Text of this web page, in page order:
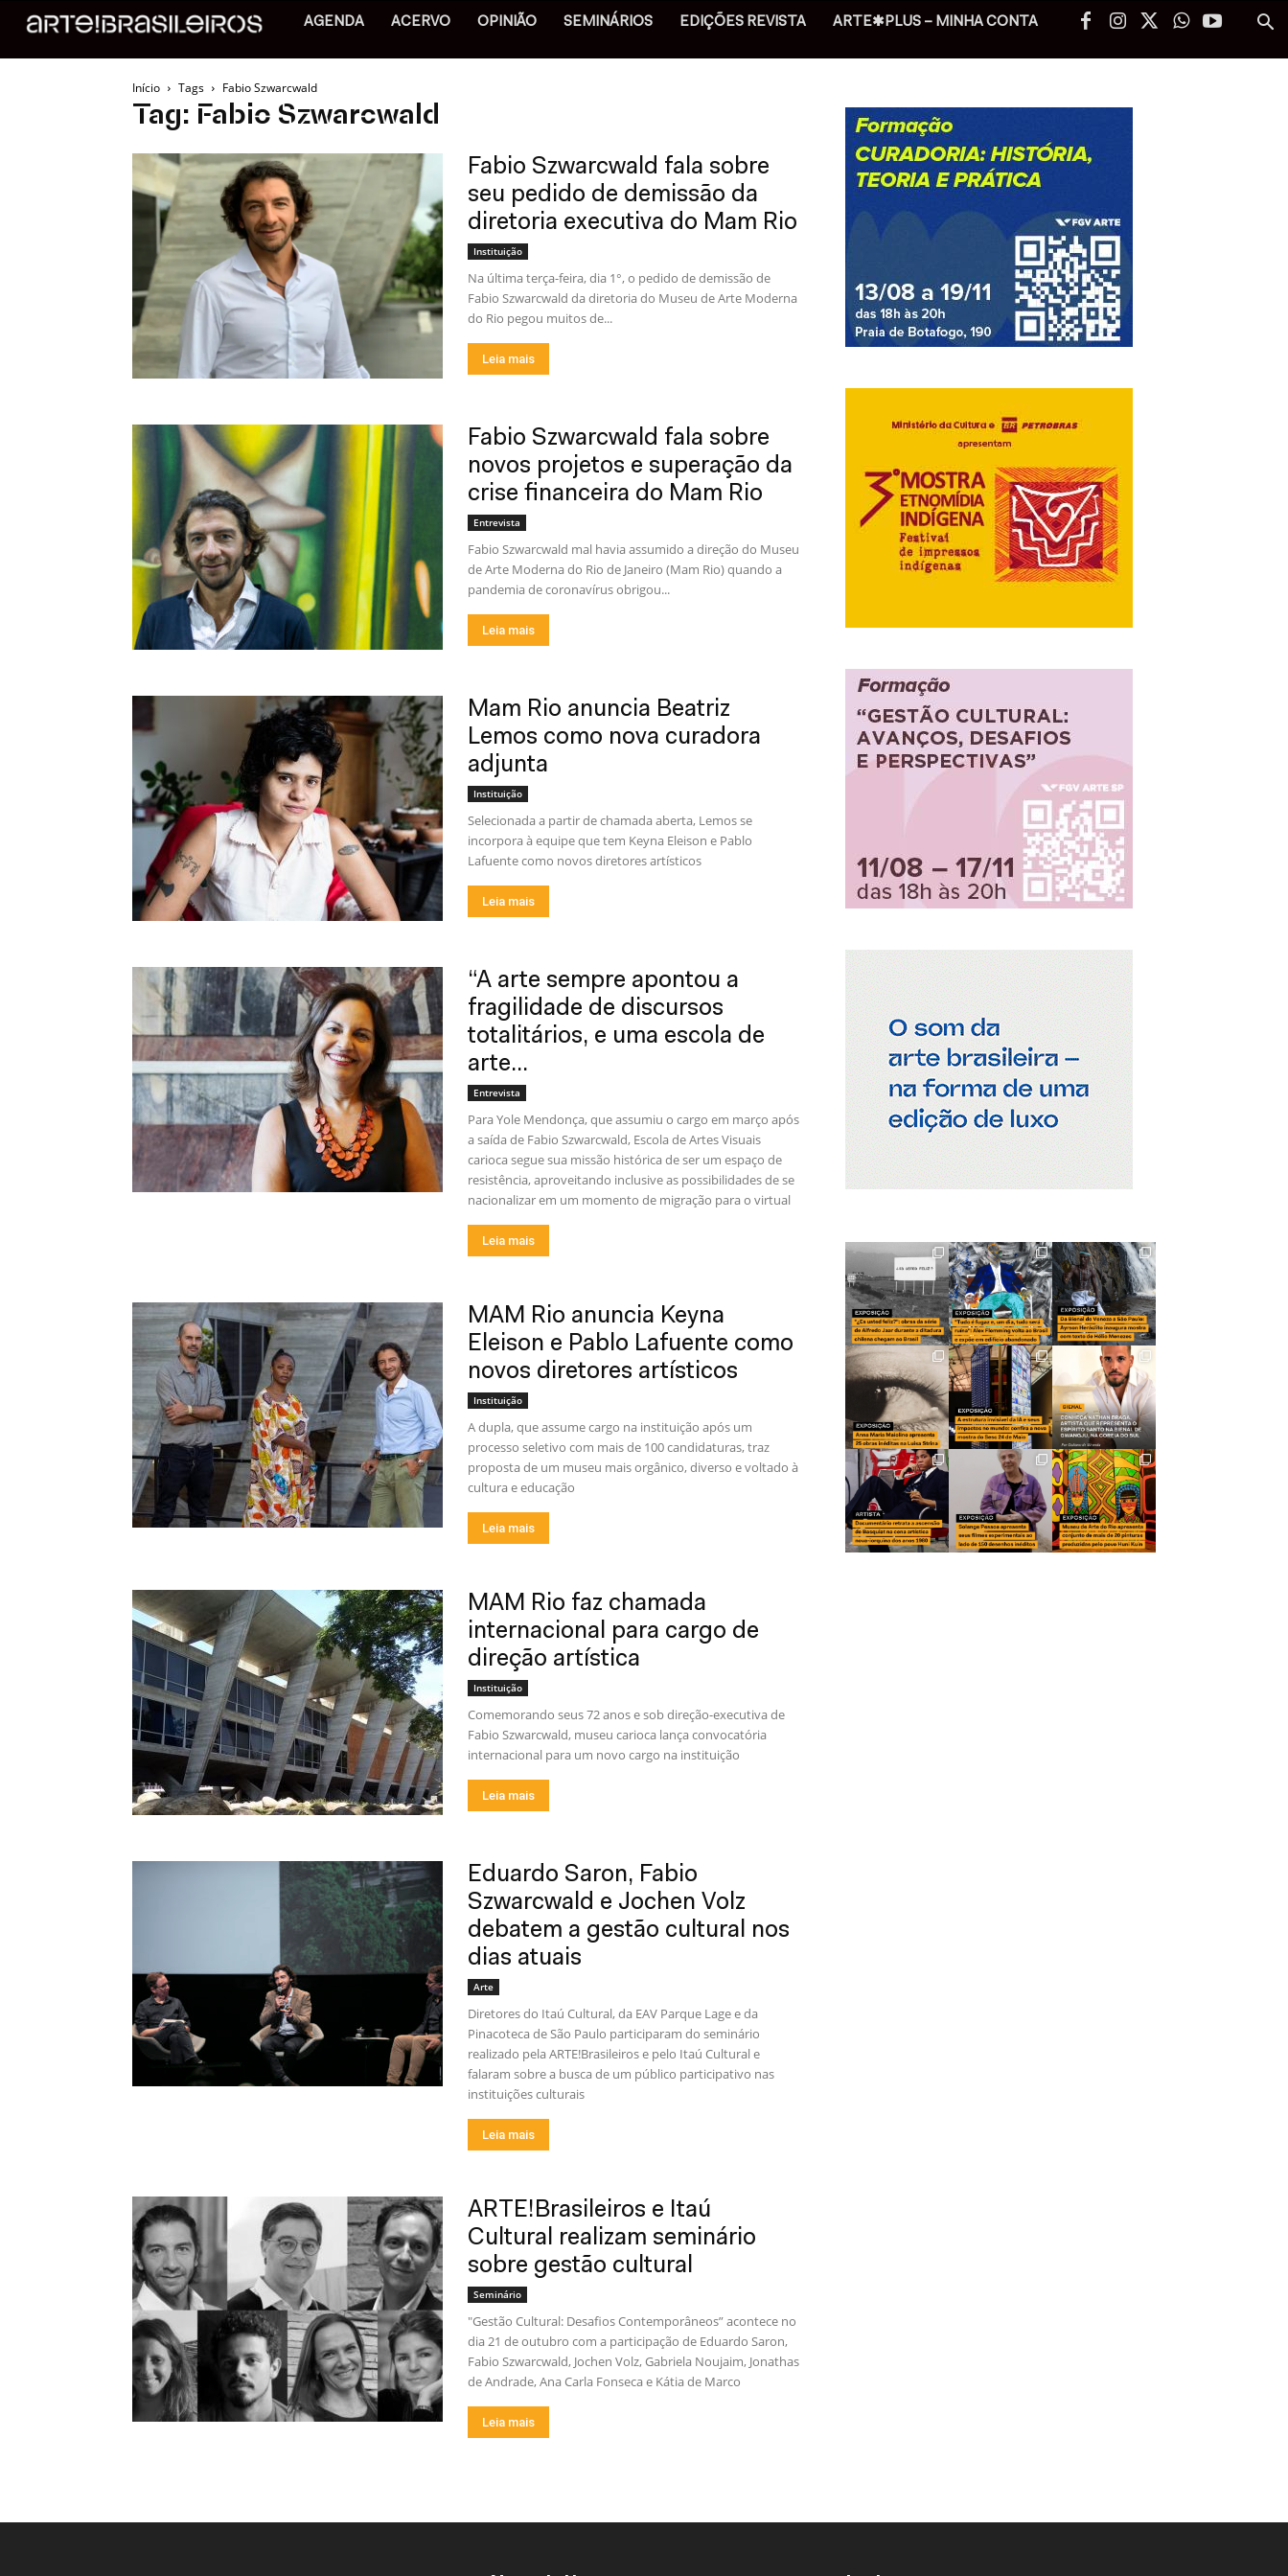
AGENDA ACERVO OPINIÃO SEMINÁRIOS EDIÇÕES REVISTA ARTE✱PLUS – MINHA CONTA
Início Tags Fabio Szwarcwald
Tag: Fabio Szwarcwald
Fabio Szwarcwald fala sobre
seu pedido de demissão da
diretoria executiva do Mam Rio
Instituição
Na última terça-feira, dia 1°, o pedido de demissão de
Fabio Szwarcwald da diretoria do Museu de Arte Moderna
do Rio pegou muitos de...
Leia mais
Fabio Szwarcwald fala sobre
novos projetos e superação da
crise financeira do Mam Rio
Entrevista
Fabio Szwarcwald mal havia assumido a direção do Museu
de Arte Moderna do Rio de Janeiro (Mam Rio) quando a
pandemia de coronavírus obrigou...
Leia mais
Mam Rio anuncia Beatriz
Lemos como nova curadora
adjunta
Instituição
Selecionada a partir de chamada aberta, Lemos se
incorpora à equipe que tem Keyna Eleison e Pablo
Lafuente como novos diretores artísticos
Leia mais
“A arte sempre apontou a
fragilidade de discursos
totalitários, e uma escola de
arte...
Entrevista
Para Yole Mendonça, que assumiu o cargo em março após
a saída de Fabio Szwarcwald, Escola de Artes Visuais
carioca segue sua missão histórica de ser um espaço de
resistência, aproveitando inclusive as possibilidades de se
nacionalizar em um momento de migração para o virtual
Leia mais
MAM Rio anuncia Keyna
Eleison e Pablo Lafuente como
novos diretores artísticos
Instituição
A dupla, que assume cargo na instituição após um
processo seletivo com mais de 100 candidaturas, traz
proposta de um museu mais orgânico, diverso e voltado à
cultura e educação
Leia mais
MAM Rio faz chamada
internacional para cargo de
direção artística
Instituição
Comemorando seus 72 anos e sob direção-executiva de
Fabio Szwarcwald, museu carioca lança convocatória
internacional para um novo cargo na instituição
Leia mais
Eduardo Saron, Fabio
Szwarcwald e Jochen Volz
debatem a gestão cultural nos
dias atuais
Arte
Diretores do Itaú Cultural, da EAV Parque Lage e da
Pinacoteca de São Paulo participaram do seminário
realizado pela ARTE!Brasileiros e pelo Itaú Cultural e
falaram sobre a busca de um público participativo nas
instituições culturais
Leia mais
ARTE!Brasileiros e Itaú
Cultural realizam seminário
sobre gestão cultural
Seminário
"Gestão Cultural: Desafios Contemporâneos” acontece no
dia 21 de outubro com a participação de Eduardo Saron,
Fabio Szwarcwald, Jochen Volz, Gabriela Noujaim, Jonathas
de Andrade, Ana Carla Fonseca e Kátia de Marco
Leia mais